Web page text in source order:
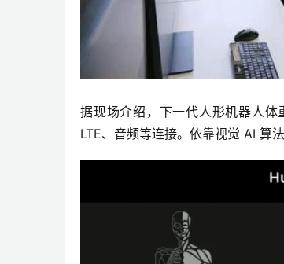
据现场介绍，下一代人形机器人
LTE、音频等连接。依靠视觉 AI 算